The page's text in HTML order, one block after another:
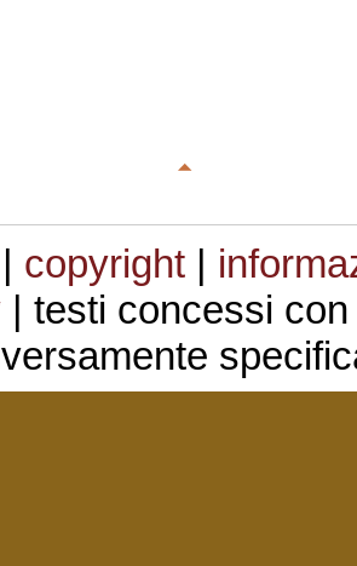
| copyright|
| testi concessi